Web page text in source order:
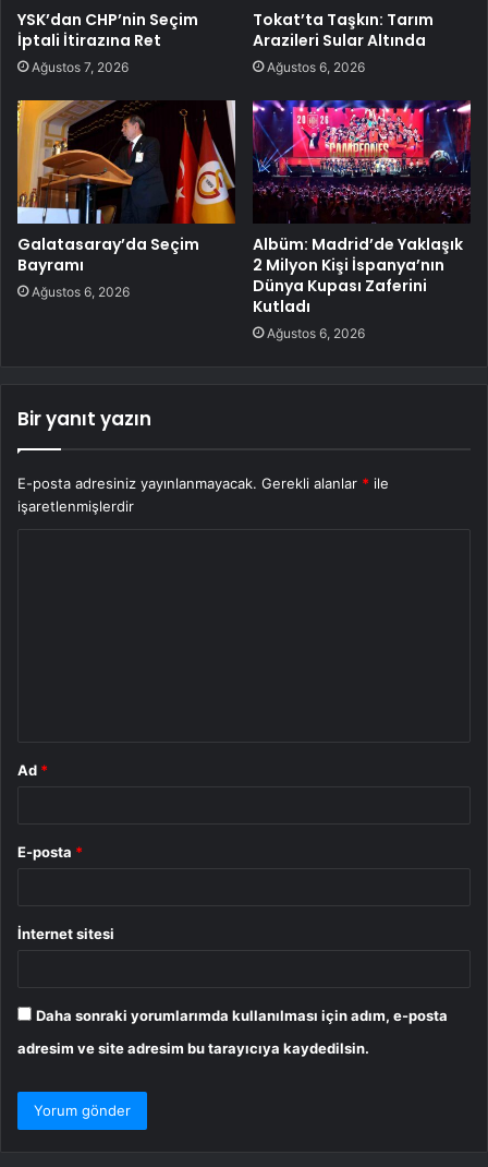
YSK’dan CHP’nin Seçim
İptali İtirazına Ret
Ağustos 7, 2026
Tokat’ta Taşkın: Tarım
Arazileri Sular Altında
Ağustos 6, 2026
Galatasaray’da Seçim
Bayramı
Ağustos 6, 2026
Albüm: Madrid’de Yaklaşık
2 Milyon Kişi İspanya’nın
Dünya Kupası Zaferini
Kutladı
Ağustos 6, 2026
Bir yanıt yazın
E-posta adresiniz yayınlanmayacak. Gerekli alanlar * ile
işaretlenmişlerdir
Ad *
E-posta *
İnternet sitesi
Daha sonraki yorumlarımda kullanılması için adım, e-posta
adresim ve site adresim bu tarayıcıya kaydedilsin.